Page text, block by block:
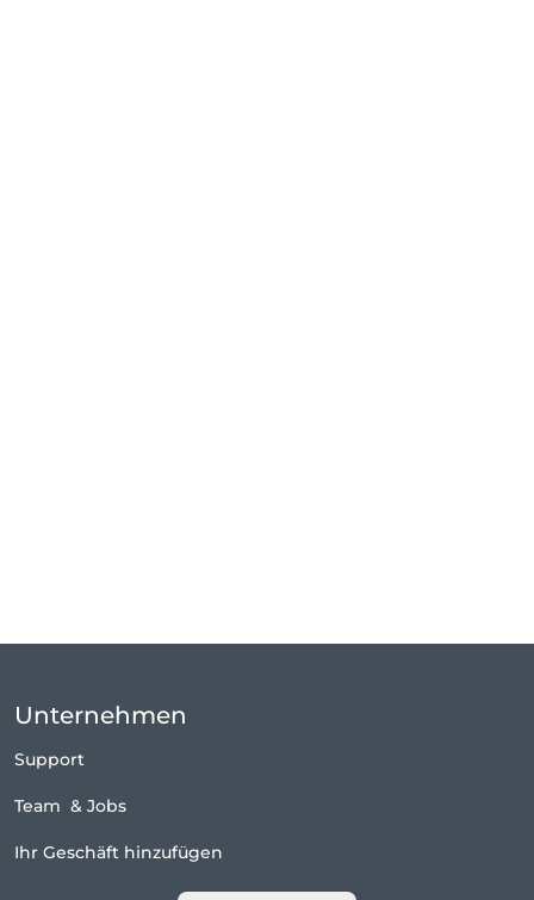
Unternehmen
Support
Team & Jobs
Ihr Geschäft hinzufügen